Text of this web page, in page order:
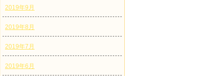
2019年9月
2019年8月
2019年7月
2019年6月